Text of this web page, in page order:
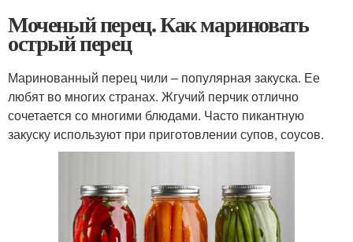
Моченый перец. Как мариновать
острый перец
Маринованный перец чили – популярная закуска. Ее
любят во многих странах. Жгучий перчик отлично
сочетается со многими блюдами. Часто пикантную
закуску используют при приготовлении супов, соусов.